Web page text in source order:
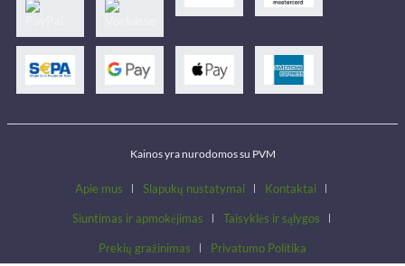
Kainos yra nurodomos su PVM
Apie mus Slapukų nustatymai Kontaktai
Siuntimas ir apmokėjimas Taisyklės ir sąlygos
Prekių gražinimas Privatumo Politika